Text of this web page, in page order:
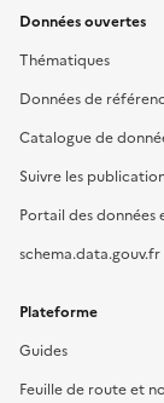
Données ouvertes
Thématiques
Données de
Catalogue de
Suivre les
Portail des données
schema.data.gouv.fr
Plateforme
Guides
Feuille de route et